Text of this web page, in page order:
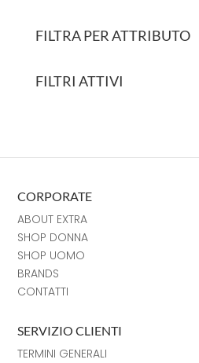
FILTRA PER ATTRIBUTO
FILTRI ATTIVI
CORPORATE
ABOUT EXTRA
SHOP DONNA
SHOP UOMO
BRANDS
CONTATTI
SERVIZIO CLIENTI
TERMINI GENERALI